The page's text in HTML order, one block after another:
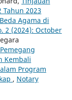
Tahun 2023
Agama di
2 (2024): October
Kembali
Program
, Notary